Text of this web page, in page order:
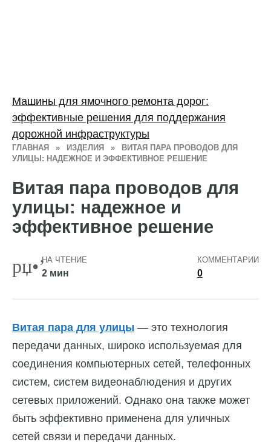
ГЛАВНАЯ » ИЗДЕЛИЯ »
ВИТАЯ ПАРА ПРОВОДОВ ДЛЯ
УЛИЦЫ: НАДЕЖНОЕ И ЭФФЕКТИВНОЕ РЕШЕНИЕ
Витая пара проводов для
улицы: надежное и
эффективное решение
НА ЧТЕНИЕ
2 мин
КОММЕНТАРИИ
0
Витая пара для улицы — это технология
передачи данных, широко используемая для
соединения компьютерных сетей, телефонных
систем, систем видеонаблюдения и других
сетевых приложений. Однако она также может
быть эффективно применена для уличных
сетей связи и передачи данных.
Машины для ямочного ремонта дорог:
эффективные решения для поддержания
дорожной инфраструктуры